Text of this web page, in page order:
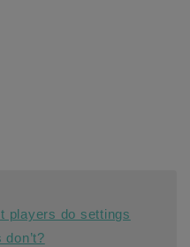
players do settings